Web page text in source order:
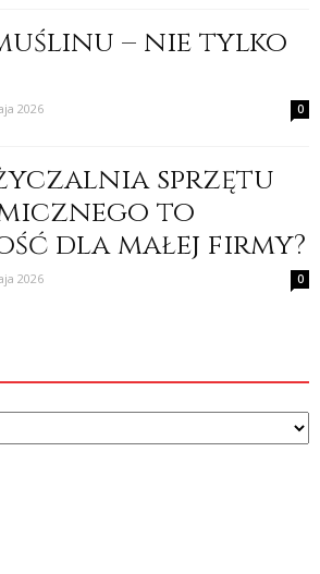
– nie tylko
2026 0
sprzętu
to
dla małej firmy?
2026 0